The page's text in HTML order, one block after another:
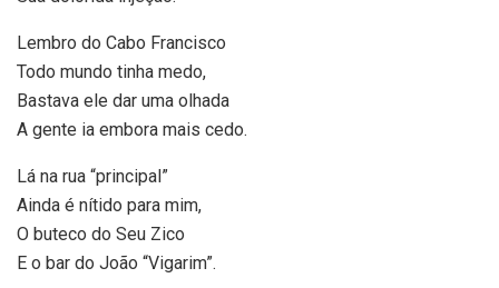
Lembro do Cabo Francisco
Todo mundo tinha medo,
Bastava ele dar uma olhada
A gente ia embora mais cedo.
Lá na rua “principal”
Ainda é nítido para mim,
O buteco do Seu Zico
E o bar do João “Vigarim”.